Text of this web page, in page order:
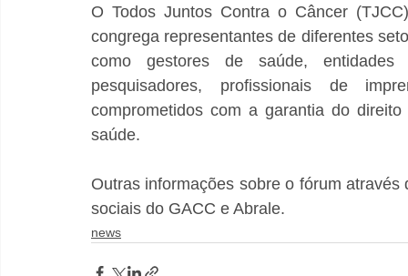
O Todos Juntos Contra o Câncer
congrega representantes de diferentes
como gestores de saúde, entidades
pesquisadores, profissionais de
comprometidos com a garantia do
saúde.
Outras informações sobre o fórum
sociais do GACC e Abrale.
news